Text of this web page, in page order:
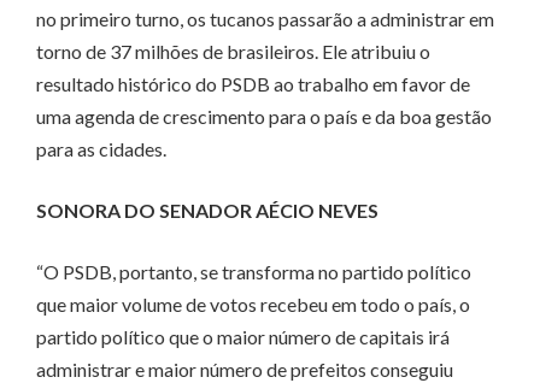
no primeiro turno, os tucanos passarão a administrar em
torno de 37 milhões de brasileiros. Ele atribuiu o
resultado histórico do PSDB ao trabalho em favor de
uma agenda de crescimento para o país e da boa gestão
para as cidades.
SONORA DO SENADOR AÉCIO NEVES
“O PSDB, portanto, se transforma no partido político
que maior volume de votos recebeu em todo o país, o
partido político que o maior número de capitais irá
administrar e maior número de prefeitos conseguiu